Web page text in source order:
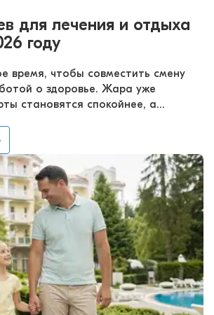
для лечения и отдыха
году
время, чтобы совместить смену
о здоровье. Жара уже
становятся спокойнее, а
на осень можно выбрать под
лето у моря, уехать к
спрятаться от суеты в
устроить мягкую перезагрузку